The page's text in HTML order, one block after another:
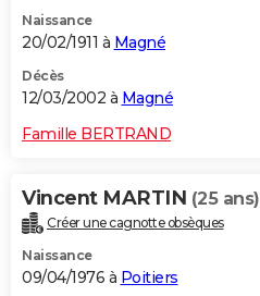
Naissance
20/02/1911 à Magné
Décès
12/03/2002 à Magné
Famille BERTRAND
Vincent MARTIN (25 ans)
Créer une cagnotte obsèques
Naissance
09/04/1976 à Poitiers